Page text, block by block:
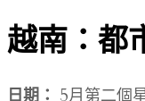
越南：都
日期：
5月第二個